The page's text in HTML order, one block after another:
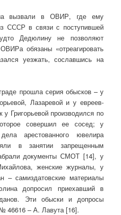
вызвали в ОВИР, где ему
СССР в связи с поступившей
Дедюлину не позволяют
обязаны «отреагировать
уезжать, сославшись на
прошла серия обысков – у
Лазаревой и у евреев-
Григорьевой производился по
совершил ее сосед; у
арестованного ювелира
в занятии запрещенным
документы СМОТ [14], у
женские журналы, у
– самиздатовские материалы
допросил приехавший в
Эти обыски и допросы
46616 – А. Лавута [16].